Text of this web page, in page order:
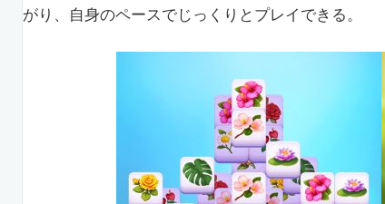
がり、自身のペースでじっくりとプレイできる。